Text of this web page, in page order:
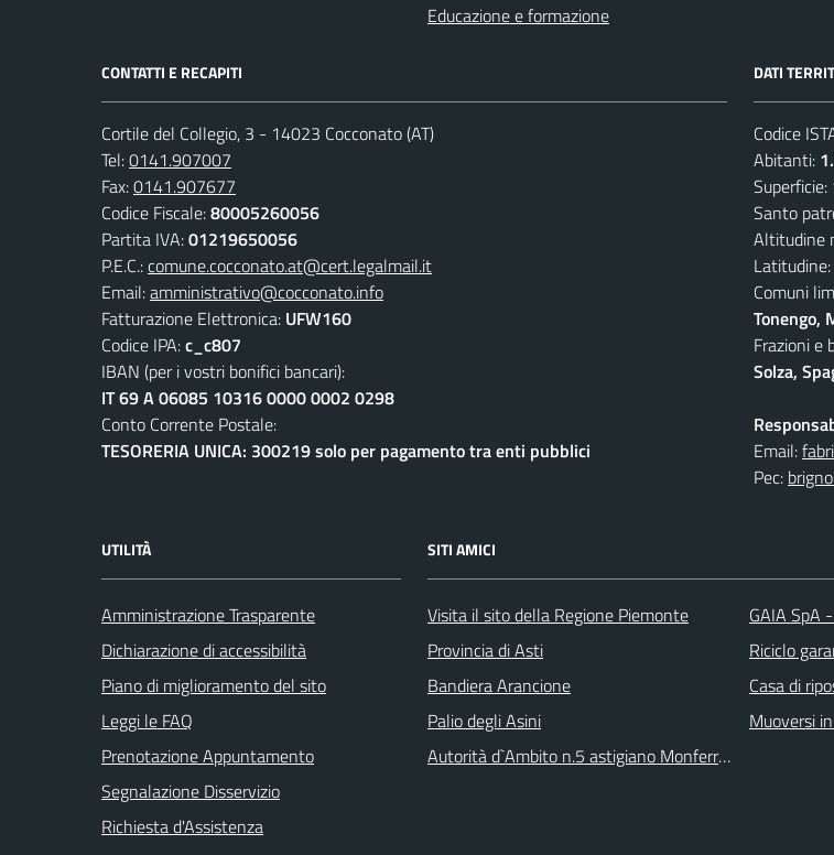
Educazione e formazione
CONTATTI E RECAPITI
Cortile del Collegio, 3 - 14023 Cocconato (AT)
Tel:0141.907007
Fax:0141.907677
Codice Fiscale:80005260056
Partita IVA:01219650056
P.E.C.:comune.cocconato.at@cert.legalmail.it
Email:amministrativo@cocconato.info
Fatturazione Elettronica: UFW160
Codice IPA:c_c807
IBAN (per i vostri bonifici bancari):
IT 69 A 06085 10316 0000 0002 0298
Conto Corrente Postale:
TESORERIA UNICA: 300219 solo per pagamento tra enti pubblici
DATI
Codice
Abitanti:
Superficie:
Santo
Altitudine
Latitudine:
Comuni
Tonengo,
Frazioni e
Solza,
Email:
Pec:
UTILITÀ
Amministrazione Trasparente
Dichiarazione di accessibilità
Piano di miglioramento del sito
Leggi le FAQ
Prenotazione Appuntamento
Segnalazione Disservizio
Richiesta d'Assistenza
SITI AMICI
Visita il sito della Regione Piemonte
Provincia di Asti
Bandiera Arancione
Palio degli Asini
Autorità d`Ambito n.5 astigiano Monferrato
GAIA SpA
Riciclo
Casa di
Muoversi